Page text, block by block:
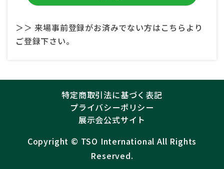
＞＞ 来場事前登録がお済みでない方はこちらより
ご登録下さい。
特定商取引法に基づく表記
プライバシーポリシー
展示会公式サイト
Copyright ©︎ TSO International All Rights
Reserved.